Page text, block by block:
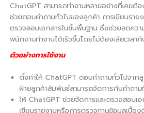
ChatGPT สามารถทำงานหลายอย่างที่เคยต้อ
ช่วยตอบคำถามทั่วไปของลูกค้า การเขียนราย
ตรวจสอบเอกสารในขั้นพื้นฐาน ซึ่งช่วยลดควา
พนักงานทำงานได้เร็วขึ้นโดยไม่ต้องเสียเวลากั
ตัวอย่างการใช้งาน
ตั้งค่าให้ ChatGPT ตอบคำถามทั่วไปจาก
ฝ่ายลูกค้าสัมพันธ์สามารถจัดการกับคำถา
ให้ ChatGPT ช่วยจัดการและตรวจสอบเ
เขียนรายงานหรือการตรวจทานข้อมูลเบื้อง